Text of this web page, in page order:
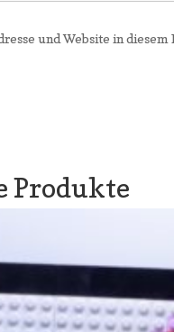
und Website in
Produkte